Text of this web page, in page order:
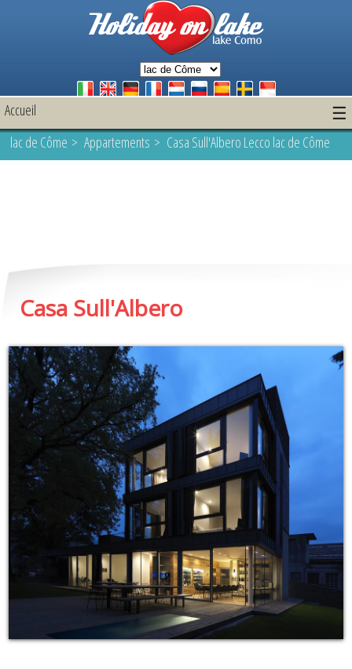
Accueil ☰
lac de Côme > Appartements > Casa Sull'Albero Lecco lac de Côme
Casa Sull'Albero